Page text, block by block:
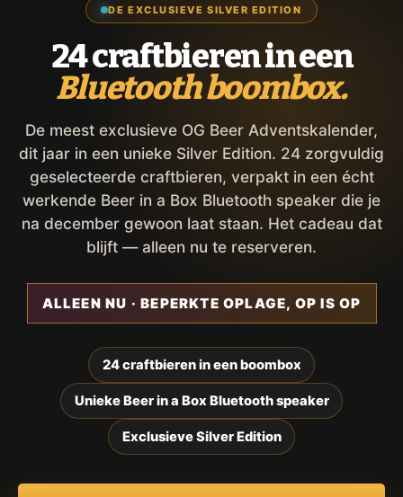
DE EXCLUSIEVE SILVER EDITION
24 craftbieren in een
Bluetooth boombox.
De meest exclusieve OG Beer Adventskalender,
dit jaar in een unieke Silver Edition. 24 zorgvuldig
geselecteerde craftbieren, verpakt in een écht
werkende Beer in a Box Bluetooth speaker die je
na december gewoon laat staan. Het cadeau dat
blijft — alleen nu te reserveren.
ALLEEN NU · BEPERKTE OPLAGE, OP IS OP
24 craftbieren in een boombox
Unieke Beer in a Box Bluetooth speaker
Exclusieve Silver Edition